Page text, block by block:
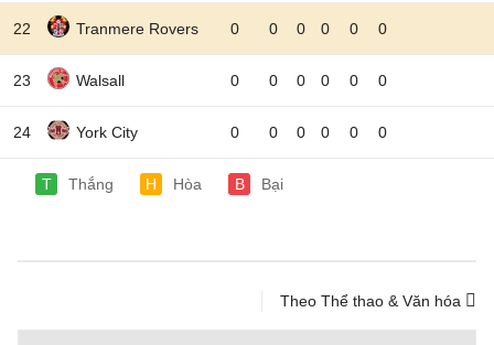
22 Tranmere Rovers 0 0 0 0 0 0
23 Walsall 0 0 0 0 0 0
24 York City 0 0 0 0 0 0
T Thắng H Hòa B Bại
Theo Thể thao & Văn hóa